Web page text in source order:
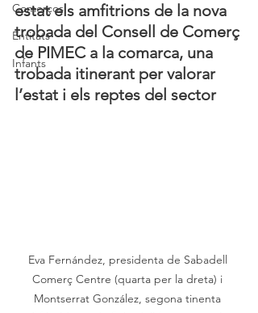
Comerços
Entitats
Infants
estat els amfitrions de la nova
trobada del Consell de Comerç
de PIMEC a la comarca, una
trobada itinerant per valorar
l’estat i els reptes del sector
Eva Fernández, presidenta de Sabadell
Comerç Centre (quarta per la dreta) i
Montserrat González, segona tinenta